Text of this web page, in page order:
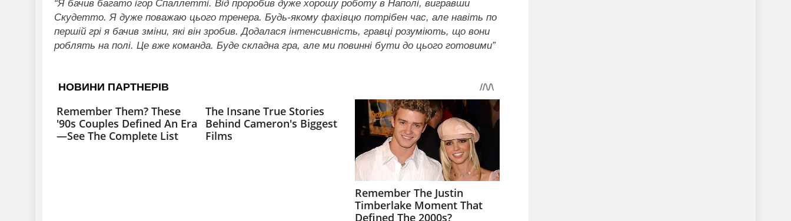
“Я бачив багато ігор Спаллетті. Від проробив дуже хорошу роботу в Наполі, вигравши
Скудетто. Я дуже поважаю цього тренера. Будь-якому фахівцю потрібен час, але навіть по
першій грі я бачив зміни, які він зробив. Додалася інтенсивність, гравці розуміють, що вони
роблять на полі. Це вже команда. Буде складна гра, але ми повинні бути до цього готовими”